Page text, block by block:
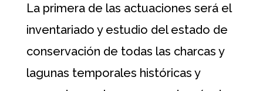
La primera de las actuaciones será el
inventariado y estudio del estado de
conservación de todas las charcas y
lagunas temporales históricas y